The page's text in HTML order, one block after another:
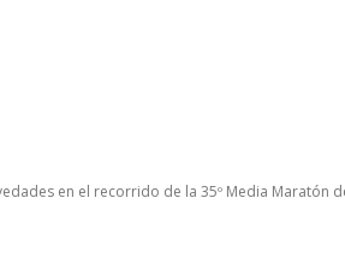
en el recorrido de la 35º Media Maratón